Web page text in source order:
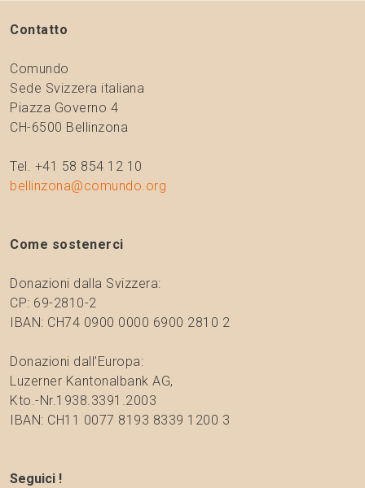
Contatto
Comundo
Sede Svizzera italiana
Piazza Governo 4
CH-6500 Bellinzona
Tel. +41 58 854 12 10
bellinzona@comundo.org
Come sostenerci
Donazioni dalla Svizzera:
CP: 69-2810-2
IBAN: CH74 0900 0000 6900 2810 2
Donazioni dall’Europa:
Luzerner Kantonalbank AG,
Kto.-Nr.1938.3391.2003
IBAN: CH11 0077 8193 8339 1200 3
Seguici !